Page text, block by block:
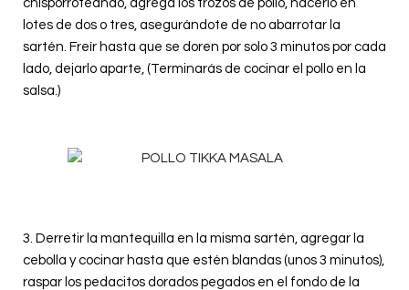
chisporroteando, agrega los trozos de pollo, hacerlo en
lotes de dos o tres, asegurándote de no abarrotar la
sartén. Freír hasta que se doren por solo 3 minutos por cada
lado, dejarlo aparte, (Terminarás de cocinar el pollo en la
salsa.)
3. Derretir la mantequilla en la misma sartén, agregar la
cebolla y cocinar hasta que estén blandas (unos 3 minutos),
raspar los pedacitos dorados pegados en el fondo de la